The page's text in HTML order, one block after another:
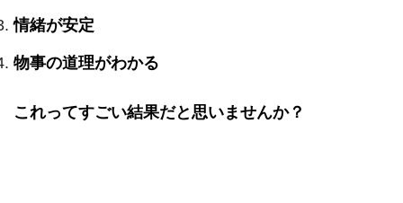
情緒が安定
物事の道理がわかる
これってすごい結果だと思いませんか？